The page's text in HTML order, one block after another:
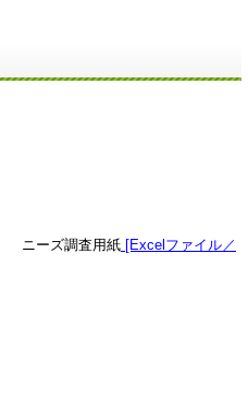
ニーズ調査用紙 [Excelファイル／